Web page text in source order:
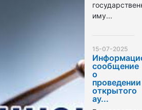
иму...
15-07-2025
сообщение
о
проведении
открытого
ау...